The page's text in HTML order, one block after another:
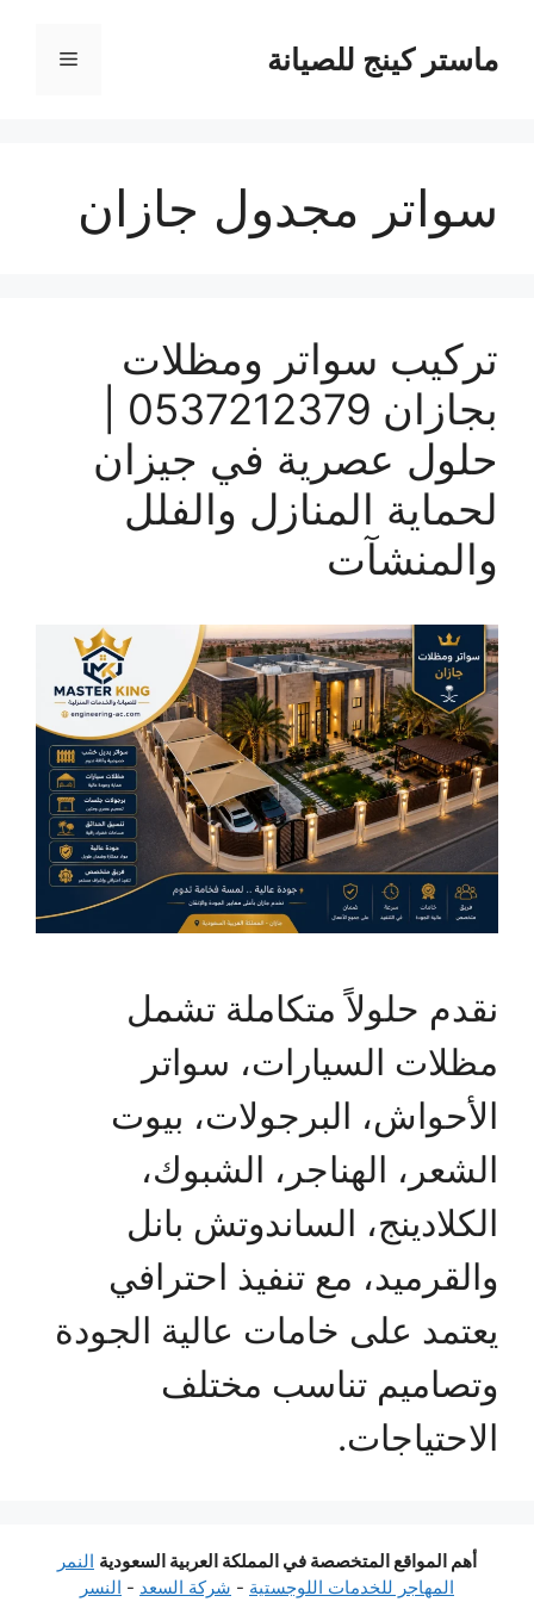
المحتوىماستر كينج للصيانة القائمة
سواتر مجدول جازان
تركيب سواتر ومظلات
حلول عصرية في جيزان
لحماية المنازل والفلل
والمنشآت
نقدم حلولاً متكاملة تشمل
مظلات السيارات، سواتر
الأحواش، البرجولات، بيوت
الشعر، الهناجر، الشبوك،
الكلادينج، الساندوتش بانل
والقرميد، مع تنفيذ احترافي
يعتمد على خامات عالية الجودة
وتصاميم تناسب مختلف
الاحتياجات.
أهم المواقع المتخصصة في المملكة العربية السعودية النمر
المهاجر للخدمات اللوجستية - شركة السعد - النسر